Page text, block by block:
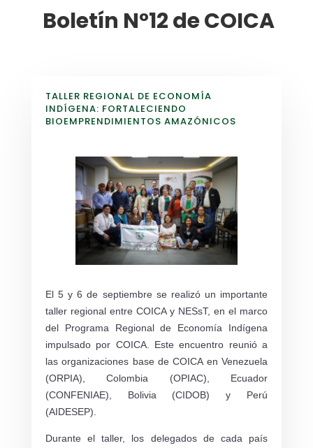
Boletín N°12 de COICA
TALLER REGIONAL DE ECONOMÍA
INDÍGENA: FORTALECIENDO
BIOEMPRENDIMIENTOS AMAZÓNICOS
El 5 y 6 de septiembre se realizó un importante
taller regional entre COICA y NESsT, en el marco
del Programa Regional de Economía Indígena
impulsado por COICA. Este encuentro reunió a
las organizaciones base de COICA en Venezuela
(ORPIA), Colombia (OPIAC), Ecuador
(CONFENIAE), Bolivia (CIDOB) y Perú
(AIDESEP).
Durante el taller, los delegados de cada país